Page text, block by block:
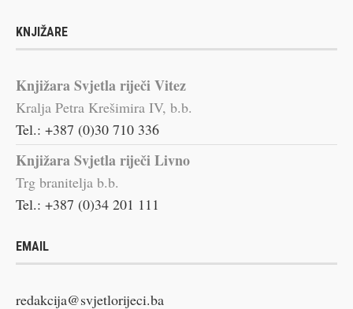
KNJIŽARE
Knjižara Svjetla riječi Vitez
Kralja Petra Krešimira IV, b.b.
Tel.: +387 (0)30 710 336
Knjižara Svjetla riječi Livno
Trg branitelja b.b.
Tel.: +387 (0)34 201 111
EMAIL
redakcija@svjetlorijeci.ba